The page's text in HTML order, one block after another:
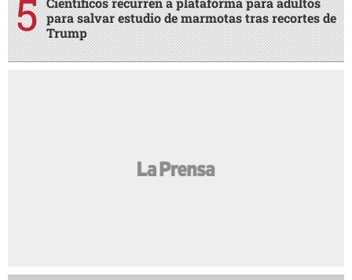
para salvar estudio de marmotas tras recortes de
Trump